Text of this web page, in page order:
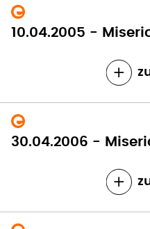
10.04.2005 -
30.04.2006 -